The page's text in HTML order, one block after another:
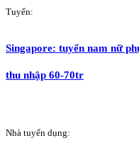
Tuyển:
Singapore: tuyển nam nữ
thu nhập 60-70tr
Nhà tuyển dụng: